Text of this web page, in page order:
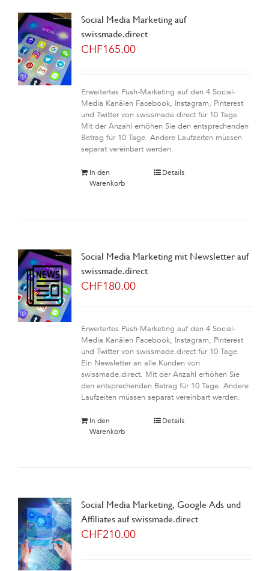
Social Media Marketing auf
swissmade.direct
CHF165.00
Erweitertes Push-Marketing auf den 4 Social-
Media Kanälen Facebook, Instagram, Pinterest
und Twitter von swissmade.direct für 10 Tage.
Mit der Anzahl erhöhen Sie den entsprechenden
Betrag für 10 Tage. Andere Laufzeiten müssen
separat vereinbart werden.
In den
Warenkorb
Details
Social Media Marketing mit Newsletter auf
swissmade.direct
CHF180.00
Erweitertes Push-Marketing auf den 4 Social-
Media Kanälen Facebook, Instagram, Pinterest
und Twitter von swissmade.direct für 10 Tage.
Ein Newsletter an alle Kunden von
swissmade.direct. Mit der Anzahl erhöhen Sie
den entsprechenden Betrag für 10 Tage. Andere
Laufzeiten müssen separat vereinbart werden.
In den
Warenkorb
Details
Social Media Marketing, Google Ads und
Affiliates auf swissmade.direct
CHF210.00